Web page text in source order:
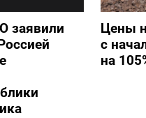
заявили
Цены
с
на